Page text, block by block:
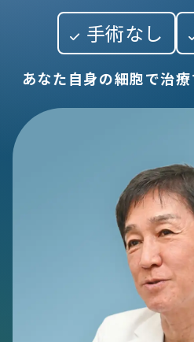
手術なし
あなた自身の細胞で治療